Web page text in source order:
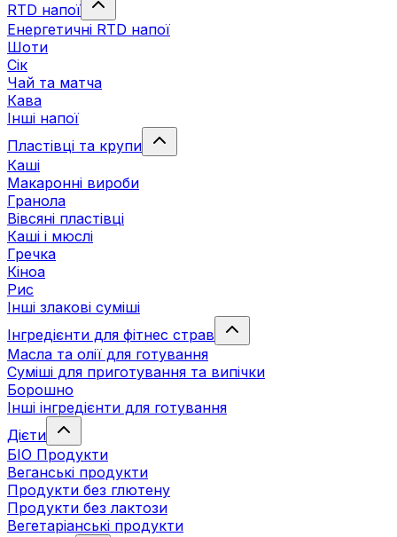
RTD напої
Енергетичні RTD напої
Шоти
Сік
Чай та матча
Кава
Інші напої
Пластівці та крупи
Каші
Макаронні вироби
Гранола
Вівсяні пластівці
Каші і мюслі
Гречка
Кіноа
Рис
Інші злакові суміші
Інгредієнти для фітнес страв
Масла та олії для готування
Суміші для приготування та випічки
Борошно
Інші інгредієнти для готування
Дієти
БІО Продукти
Веганські продукти
Продукти без глютену
Продукти без лактози
Вегетаріанські продукти